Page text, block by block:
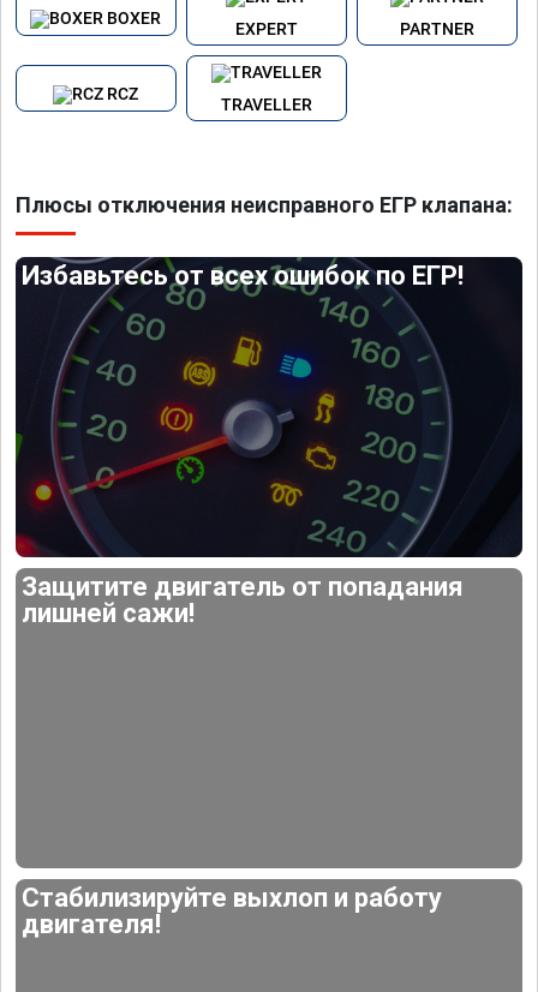
BOXER
EXPERT PARTNER
RCZ
TRAVELLER
Плюсы отключения неисправного ЕГР клапана:
Избавьтесь от всех ошибок по ЕГР!
Защитите двигатель от попадания
лишней сажи!
Стабилизируйте выхлоп и работу
двигателя!